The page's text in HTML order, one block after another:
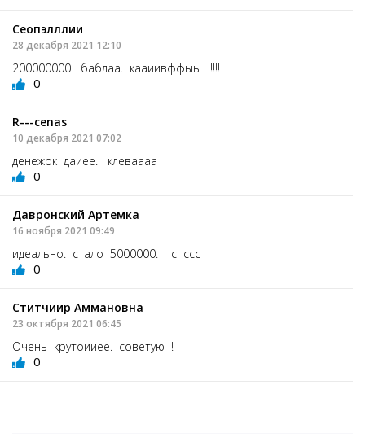
Сеопэлллии
28 декабря 2021 12:10
200000000 баблаа. кааиивффыы !!!!!
0
R---cenas
10 декабря 2021 07:02
денежок даиее. клеваааа
0
Давронский Артемка
16 ноября 2021 09:49
идеально. стало 5000000. спссс
0
Ститчиир Аммановна
23 октября 2021 06:45
Очень крутоииее. советую !
0